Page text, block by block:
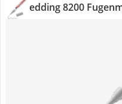
edding 8200